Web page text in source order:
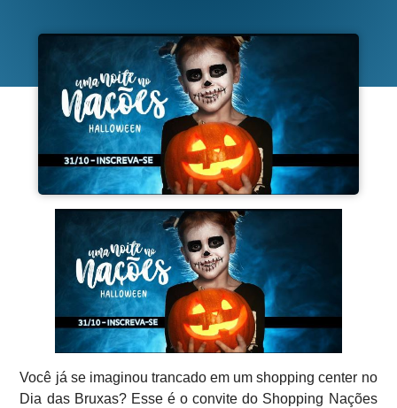
Você já se imaginou trancado em um shopping center no
Dia das Bruxas? Esse é o convite do Shopping Nações